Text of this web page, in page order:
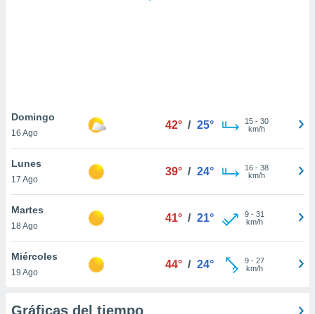
similares
como
sitio
de
traten tus
en
interés
su
Domingo
16 Ago
42° / 25° 15- 30
km/h
Lunes
17 Ago
39° / 24° 16- 38
km/h
Martes
18 Ago
41° / 21° 9- 31
km/h
Miércoles
19 Ago
44° / 24° 9- 27
km/h
Gráficas del tiempo